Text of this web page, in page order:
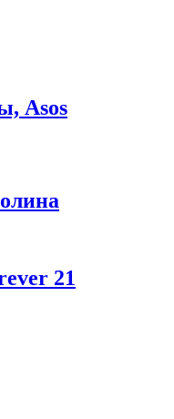
Asos
21